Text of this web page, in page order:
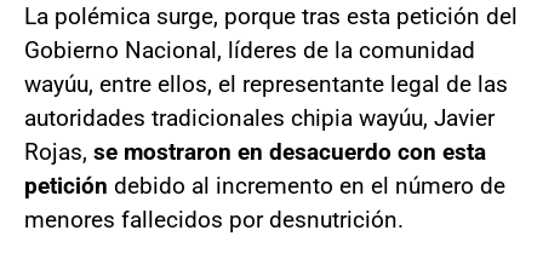
La polémica surge, porque tras esta petición del
Gobierno Nacional, líderes de la comunidad
wayúu, entre ellos, el representante legal de las
autoridades tradicionales chipia wayúu, Javier
Rojas, se mostraron en desacuerdo con esta
petición debido al incremento en el número de
menores fallecidos por desnutrición.